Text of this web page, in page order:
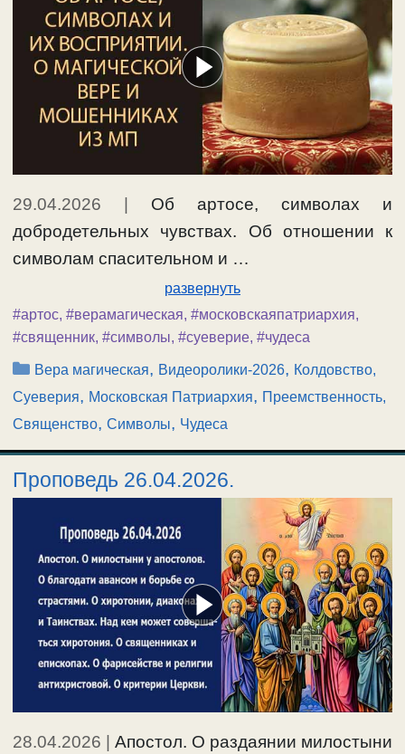
29.04.2026
Об артосе, символах и
добродетельных чувствах. Об отношении к
символам спасительном и …
развернуть
#артос, #верамагическая, #московскаяпатриархия,
#священник, #символы, #суеверие, #чудеса
Рубрики
Вера магическая, Видеоролики-2026, Колдовство,
Суеверия, Московская Патриархия, Преемственность,
Священство, Символы, Чудеса
Проповедь 26.04.2026.
28.04.2026 Апостол. О раздаянии милостыни